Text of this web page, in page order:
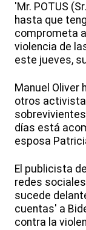
'Mr. POTUS
hasta que
comprometa
violencia de
este jueves,
Manuel Oliver
otros
días está
esposa
El publicista
redes
sucede
cuentas' a
contra la